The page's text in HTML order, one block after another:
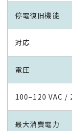
停電復旧機能
対応
電圧
100–120 VAC /
最大消費電力